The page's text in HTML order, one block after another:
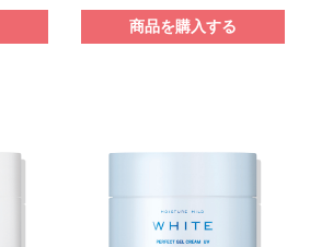
商品を購入する